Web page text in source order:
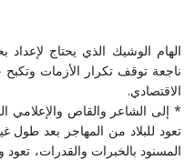
الهام الوشيك الذي يحتاج
ناجعة توقف تكرار الأزمات
الاقتصادي.
* إلى الشاعر والقاص والإعلامي
تعود للبلاد من المهاجر بعد طول
المسنود بالخبرات والقدرات،